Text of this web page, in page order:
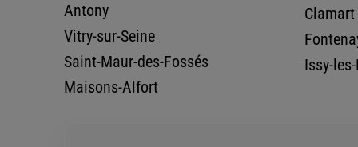
01 45 36 09 01 Voir la fiche
Antony
Vitry-sur-Seine
Saint-Maur-des-Fossés
Maisons-Alfort
Clamart
Issy-